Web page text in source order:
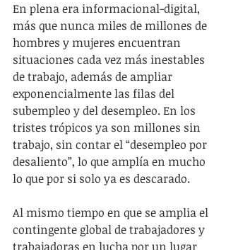
En plena era informacional-digital,
más que nunca miles de millones de
hombres y mujeres encuentran
situaciones cada vez más inestables
de trabajo, además de ampliar
exponencialmente las filas del
subempleo y del desempleo. En los
tristes trópicos ya son millones sin
trabajo, sin contar el “desempleo por
desaliento”, lo que amplía en mucho
lo que por si solo ya es descarado.
Al mismo tiempo en que se amplia el
contingente global de trabajadores y
trabajadoras en lucha por un lugar